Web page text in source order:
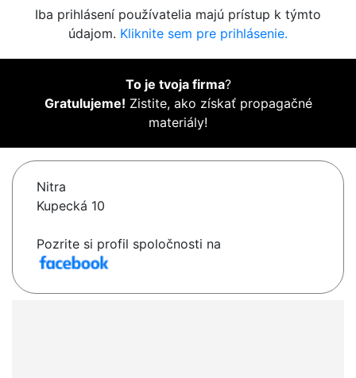
Iba prihlásení používatelia majú prístup k týmto
údajom. Kliknite sem pre prihlásenie.
To je tvoja firma?
Gratulujeme! Zistite, ako získať propagačné
materiály!
Nitra
Kupecká 10
Pozrite si profil spoločnosti na